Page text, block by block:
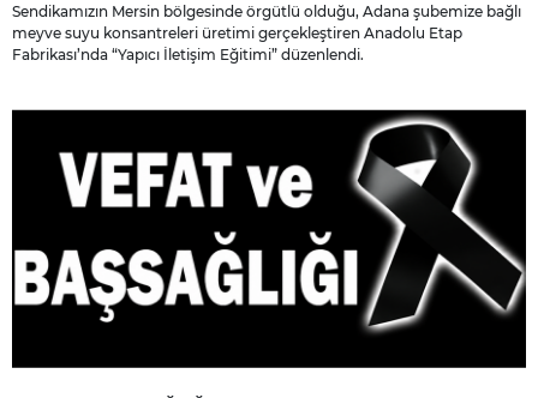
Sendikamızın Mersin bölgesinde örgütlü olduğu, Adana şubemize bağlı
meyve suyu konsantreleri üretimi gerçekleştiren Anadolu Etap
Fabrikası’nda “Yapıcı İletişim Eğitimi” düzenlendi.